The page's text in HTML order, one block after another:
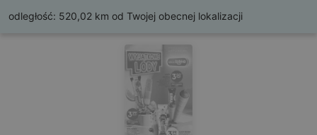
odległość: 520,02 km od Twojej obecnej lokalizacji